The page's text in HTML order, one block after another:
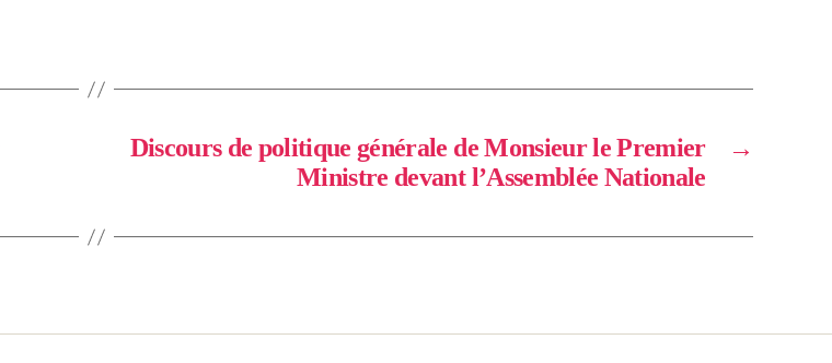
→
Discours de politique générale de Monsieur le Premier
Ministre devant l’Assemblée Nationale